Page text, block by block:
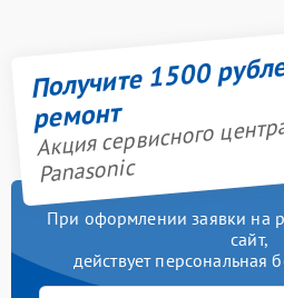
Получите 1500
ремонт
Акция сервисного
Panasonic
При оформлении заявки на
сайт,
действует персональная